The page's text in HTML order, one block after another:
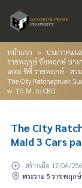
หน้าแรก
ประกาศแน
ราชพฤกษ์ ชัยพฤกษ์ บาง
เดอะ ซิตี้ ราชพฤกษ์ - สว
The City Ratchapruek
w. 15 M. to CBD
The City
Maid 3 Cars
สร้างเมื่อ 17/06/
พระราม 5 ราชพฤกษ์